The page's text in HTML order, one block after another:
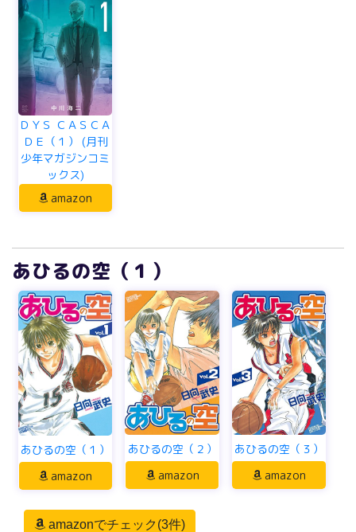
ＤＹＳ ＣＡＳＣＡ
ＤＥ（１） (月刊
少年マガジンコミ
ックス)
amazon
あひるの空（１）
あひるの空（１）
amazon
あひるの空（２）
amazon
あひるの空（３）
amazon
amazonでチェック(3件)